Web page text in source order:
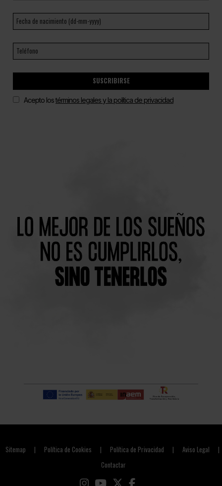
SUSCRIBIRSE
Acepto lostérminos legales y la política de privacidad
Sitemap | Política de Cookies | Política de Privacidad | Aviso Legal |
Contactar
Link a instagram
Link a youtube
Link a twitter
Link a facebook